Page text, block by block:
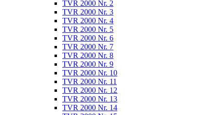
TVR 2000 Nr. 2
TVR 2000 Nr. 3
TVR 2000 Nr. 4
TVR 2000 Nr. 5
TVR 2000 Nr. 6
TVR 2000 Nr. 7
TVR 2000 Nr. 8
TVR 2000 Nr. 9
TVR 2000 Nr. 10
TVR 2000 Nr. 11
TVR 2000 Nr. 12
TVR 2000 Nr. 13
TVR 2000 Nr. 14